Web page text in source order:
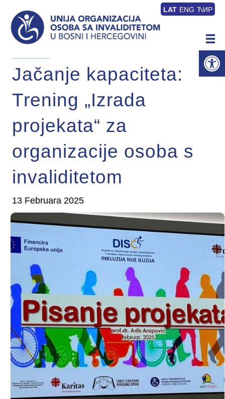
LAT ENG ЋИР
Jačanje kapaciteta:
Trening „Izrada
projekata“ za
organizacije osoba s
invaliditetom
13 Februara 2025